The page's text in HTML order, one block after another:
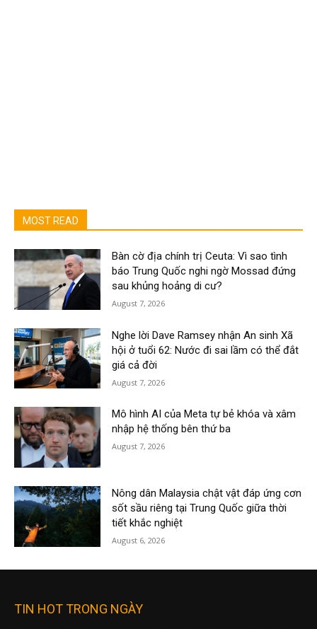
MOST READ
Bàn cờ địa chính trị Ceuta: Vì sao tình
báo Trung Quốc nghi ngờ Mossad đứng
sau khủng hoảng di cư?
August 7, 2026
Nghe lời Dave Ramsey nhận An sinh Xã
hội ở tuổi 62: Nước đi sai lầm có thể đắt
giá cả đời
August 7, 2026
Mô hình AI của Meta tự bẻ khóa và xâm
nhập hệ thống bên thứ ba
August 7, 2026
Nông dân Malaysia chật vật đáp ứng cơn
sốt sầu riêng tại Trung Quốc giữa thời
tiết khắc nghiệt
August 6, 2026
TIN HOT TRONG NGÀY